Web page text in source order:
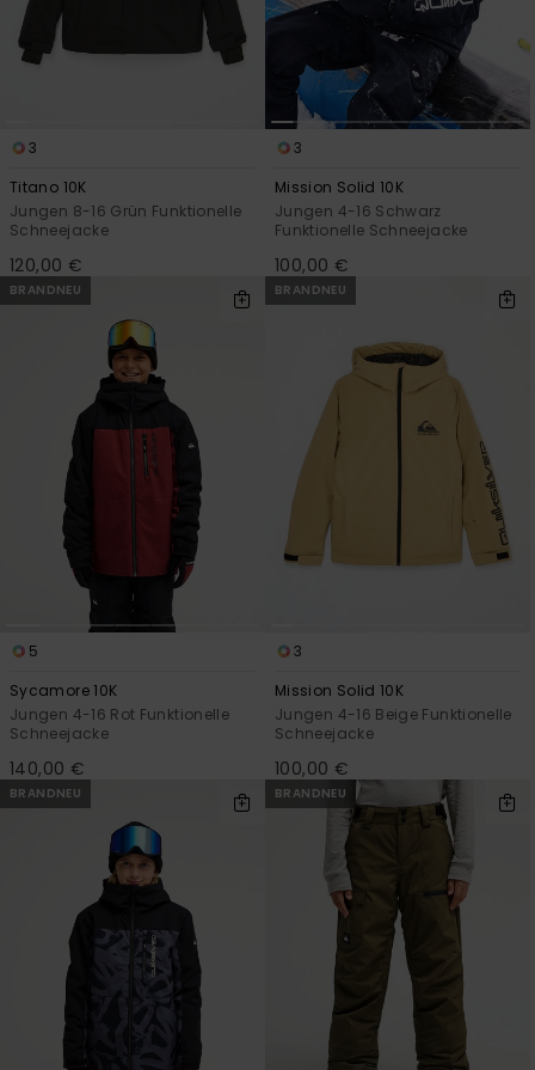
3
Titano 10K
Jungen 8-16 Grün Funktionelle
Schneejacke
120,00 €
3
Mission Solid 10K
Jungen 4-16 Schwarz
Funktionelle Schneejacke
100,00 €
BRANDNEU
5
Sycamore 10K
Jungen 4-16 Rot Funktionelle
Schneejacke
140,00 €
BRANDNEU
3
Mission Solid 10K
Jungen 4-16 Beige Funktionelle
Schneejacke
100,00 €
BRANDNEU BRANDNEU